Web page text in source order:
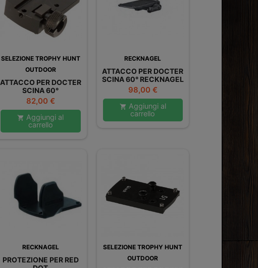
SELEZIONE TROPHY HUNT
OUTDOOR
ATTACCO PER DOCTER
SCINA 60°
Prezzo
82,00 €
 Aggiungi al
carrello
RECKNAGEL
ATTACCO PER DOCTER
SCINA 60° RECKNAGEL
Prezzo
98,00 €
 Aggiungi al
carrello
RECKNAGEL
PROTEZIONE PER RED
SELEZIONE TROPHY HUNT
OUTDOOR